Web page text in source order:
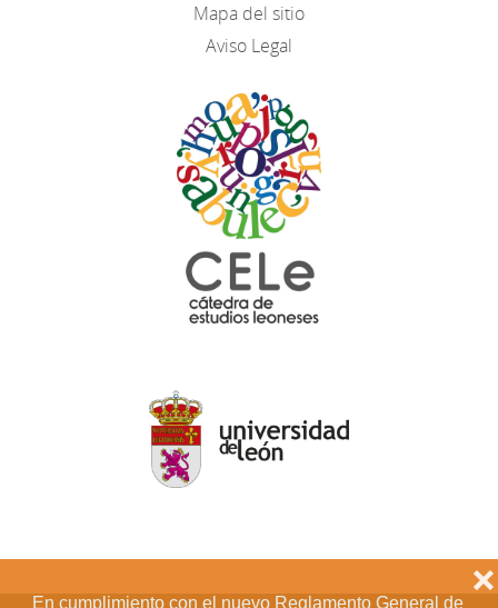
En cumplimiento con el nuevo Reglamento General de
❌
Mapa del sitio
Aviso Legal